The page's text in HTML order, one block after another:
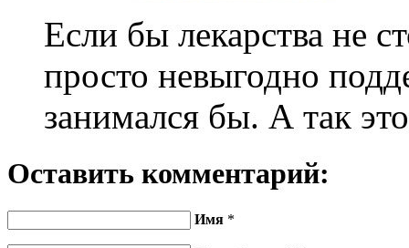
Если бы лекарства не
просто невыгодно
занимался бы. А так
Оставить комментарий:
Имя *